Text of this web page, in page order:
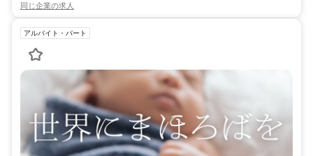
同じ企業の求人
アルバイト・パート